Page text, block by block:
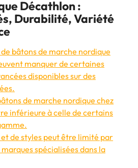
Décathlon :
Durabilité, Variété
bâtons de marche nordique
manquer de certaines
disponibles sur des
de marche nordique chez
inférieure à celle de certains
de styles peut être limité par
spécialisées dans la